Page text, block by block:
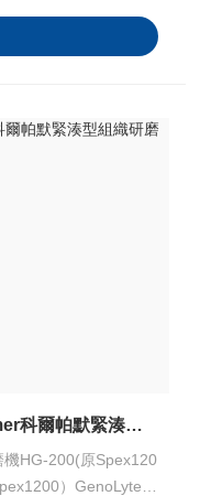
HG-200(原Spex1200)Coleparmer科爾帕默緊湊型組織研磨機
HG-200(原Spex120
）GenoLyte是